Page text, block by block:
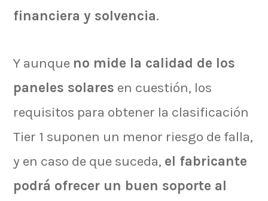
financiera y solvencia.
Y aunque no mide la calidad de los
paneles solares en cuestión, los
requisitos para obtener la clasificación
Tier 1 suponen un menor riesgo de falla,
y en caso de que suceda, el fabricante
podrá ofrecer un buen soporte al